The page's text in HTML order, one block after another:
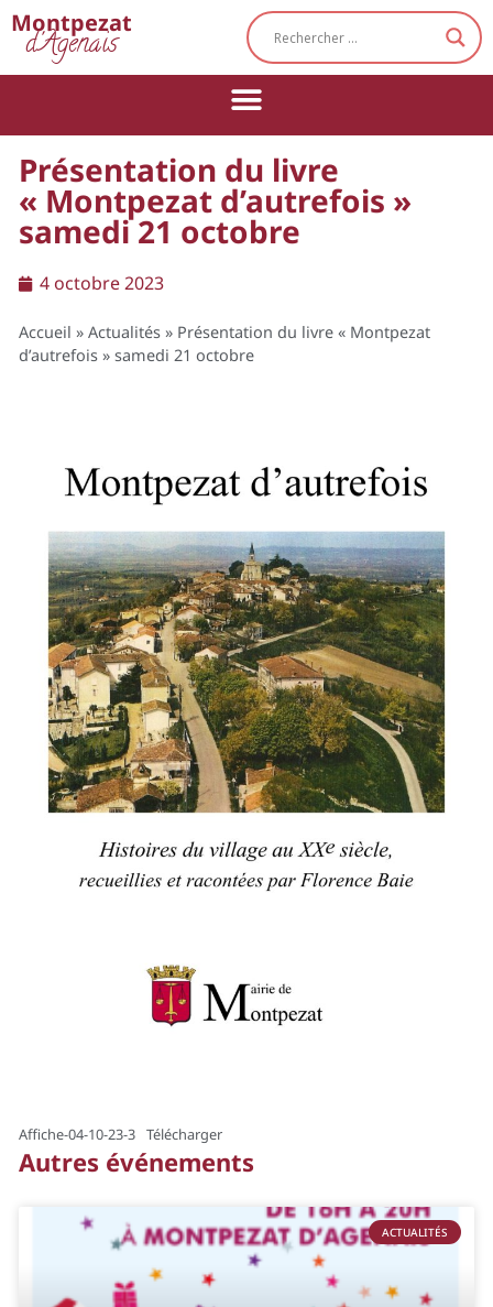
Montpezat
d'Agenais
Présentation du livre
« Montpezat d’autrefois »
samedi 21 octobre
4 octobre 2023
Accueil » Actualités » Présentation du livre « Montpezat
d’autrefois » samedi 21 octobre
Affiche-04-10-23-3 Télécharger
Autres événements
ACTUALITÉS
Cookies management panel